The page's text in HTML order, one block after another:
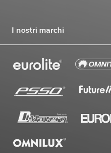
I nostri marchi